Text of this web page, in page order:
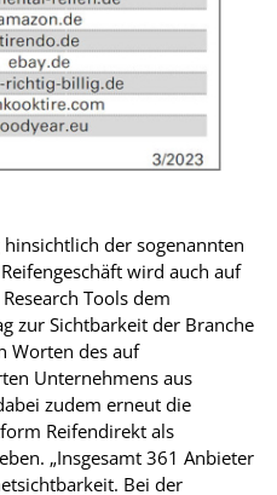
hinsichtlich der sogenannten
wird auch auf
Tools dem
zur Sichtbarkeit der Branche
Worten des auf
Unternehmens aus
zudem erneut die
Reifendirekt als
„Insgesamt 361 Anbieter
Bei der